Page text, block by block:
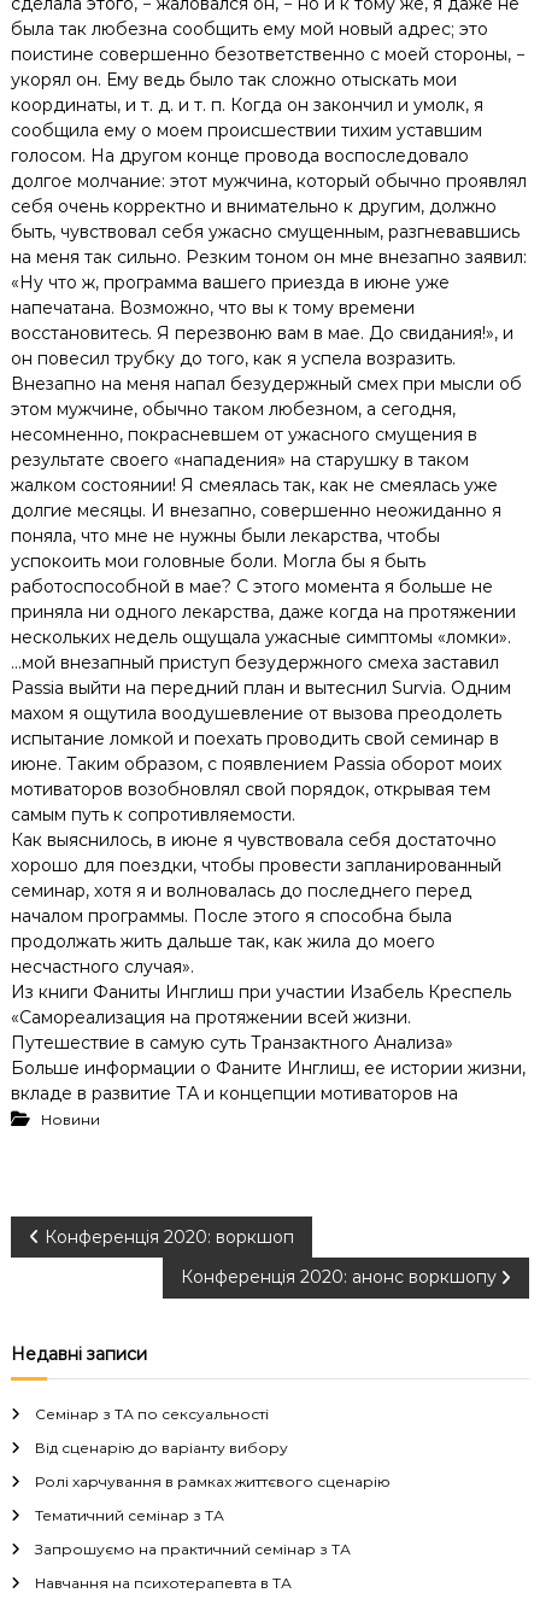
была так любезна сообщить ему мой новый адрес; это
поистине совершенно безответственно с моей стороны, −
укорял он. Ему ведь было так сложно отыскать мои
координаты, и т. д. и т. п. Когда он закончил и умолк, я
сообщила ему о моем происшествии тихим уставшим
голосом. На другом конце провода воспоследовало
долгое молчание: этот мужчина, который обычно проявлял
себя очень корректно и внимательно к другим, должно
быть, чувствовал себя ужасно смущенным, разгневавшись
на меня так сильно. Резким тоном он мне внезапно заявил:
«Ну что ж, программа вашего приезда в июне уже
напечатана. Возможно, что вы к тому времени
восстановитесь. Я перезвоню вам в мае. До свидания!», и
он повесил трубку до того, как я успела возразить.
Внезапно на меня напал безудержный смех при мысли об
этом мужчине, обычно таком любезном, а сегодня,
несомненно, покрасневшем от ужасного смущения в
результате своего «нападения» на старушку в таком
жалком состоянии! Я смеялась так, как не смеялась уже
долгие месяцы. И внезапно, совершенно неожиданно я
поняла, что мне не нужны были лекарства, чтобы
успокоить мои головные боли. Могла бы я быть
работоспособной в мае? С этого момента я больше не
приняла ни одного лекарства, даже когда на протяжении
нескольких недель ощущала ужасные симптомы «ломки».
…мой внезапный приступ безудержного смеха заставил
Passia выйти на передний план и вытеснил Survia. Одним
махом я ощутила воодушевление от вызова преодолеть
испытание ломкой и поехать проводить свой семинар в
июне. Таким образом, с появлением Passia оборот моих
мотиваторов возобновлял свой порядок, открывая тем
самым путь к сопротивляемости.
Как выяснилось, в июне я чувствовала себя достаточно
хорошо для поездки, чтобы провести запланированный
семинар, хотя я и волновалась до последнего перед
началом программы. После этого я способна была
продолжать жить дальше так, как жила до моего
несчастного случая».
Из книги Фаниты Инглиш при участии Изабель Креспель
«Самореализация на протяжении всей жизни.
Путешествие в самую суть Транзактного Анализа»
Больше информации о Фаните Инглиш, ее истории жизни,
вкладе в развитие ТА и концепции мотиваторов на
Новини
Н
в
і
г
а
ц
Конференція 2020: воркшоп
Конференція 2020: анонс воркшопу
Недавні записи
Семінар з ТА по сексуальності
Від сценарію до варіанту вибору
Ролі харчування в рамках життєвого сценарію
Тематичний семінар з ТА
Запрошуємо на практичний семінар з ТА
Навчання на психотерапевта в ТА